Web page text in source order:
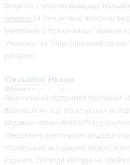
Видання є членом Асоціації
України та Всесвітньої асоціації
Матеріали з позначками "Новини
"Реклама" та "Партнерський
реклами.
Здійснено за підтримки програми
Демократія», що реалізується
видавців новин (WAN-IFRA) у
«Незалежні регіональні видавці
Норвезькою асоціацією
Норвегії. Погляди авторів не